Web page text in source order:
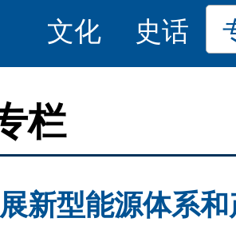
文化
史话
栏
新型能源体系